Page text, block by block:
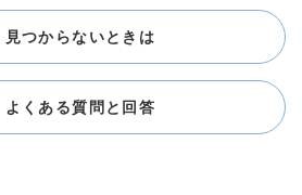
見つからないときは
よくある質問と回答